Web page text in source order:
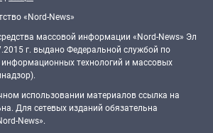
«Nord-News»
массовой информации «Nord-News» Эл
г. выдано Федеральной службой по
информационных технологий и массовых
использовании материалов ссылка на
Для сетевых изданий обязательна
News».